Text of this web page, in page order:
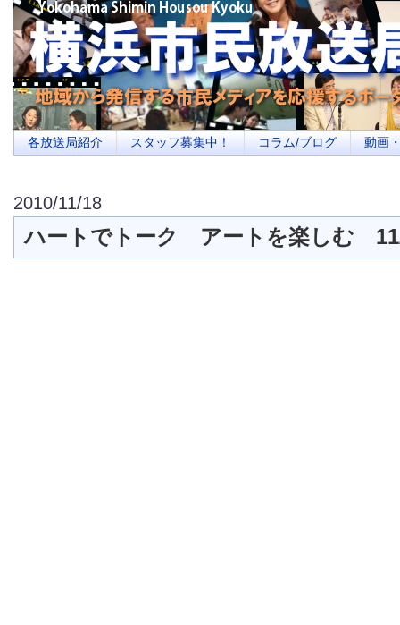
横浜の地域メディア、地域・市民・放送局・メディアを応援するポータルサ
を目指します
各放送局紹介 スタッフ募集中！ コラム/ブログ 動画
2010/11/18
ハートでトーク アートを楽しむ